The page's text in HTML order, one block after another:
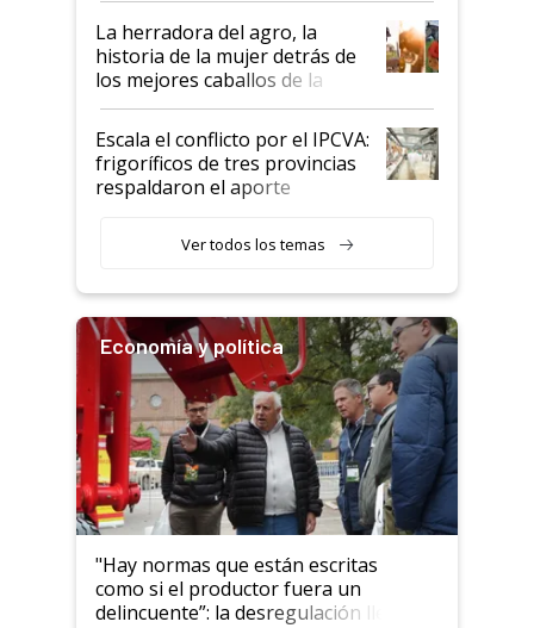
establecimientos en Argentina
La herradora del agro, la
historia de la mujer detrás de
los mejores caballos de la
Argentina y los mitos que
todavía hacen sufrir a estos
animales: "Mientras me
descalificaban, yo seguí
haciendo currículum"
Escala el conflicto por el IPCVA:
frigoríficos de tres provincias
respaldaron el aporte
Ver todos los temas
Economía y política
"Hay normas que están escritas
como si el productor fuera un
delincuente”: la desregulación llegó